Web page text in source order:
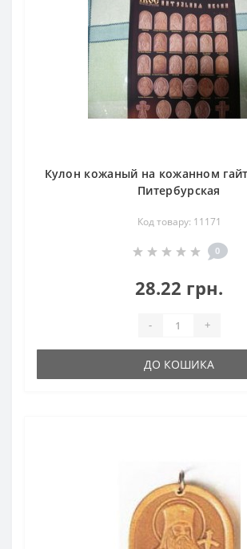
Кулон кожаный на кожанном
Питербурская
Код товару: 11171
0
28.22 грн.
- +
ДО КОШИКА